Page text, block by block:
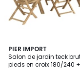
PIER IMPORT
Salon de jardin teck
pieds en croix 180/240